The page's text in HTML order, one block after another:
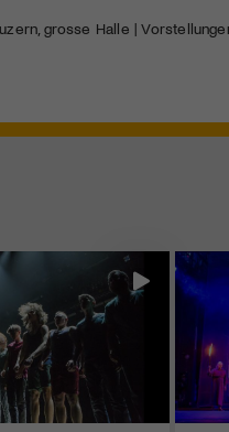
grosse Halle |